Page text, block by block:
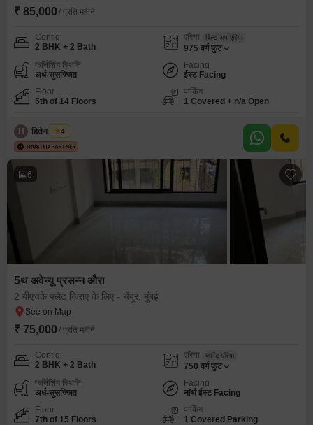
₹ 85,000 / प्रति महीने
Config
2 BHK + 2 Bath
एरिया बिल्ट-अप एरिया
975 वर्ग फुट
फर्निशिंग स्थिति
अर्ध-सुसज्जित
Facing
ईस्ट Facing
Floor
5th of 14 Floors
पार्किंग
1 Covered + n/a Open
H हितेन हरयाणी
4
6
5थ अवेन्यू प्रसन्न औरा
2 बीएचके फ्लैट किराए के लिए - चेंबुर, मुंबई
₹ 75,000 / प्रति महीने
Config
2 BHK + 2 Bath
एरिया कार्पेट एरिया
750 वर्ग फुट
फर्निशिंग स्थिति
अर्ध-सुसज्जित
Facing
नॉर्थ ईस्ट Facing
Floor
7th of 15 Floors
पार्किंग
1 Covered Parking